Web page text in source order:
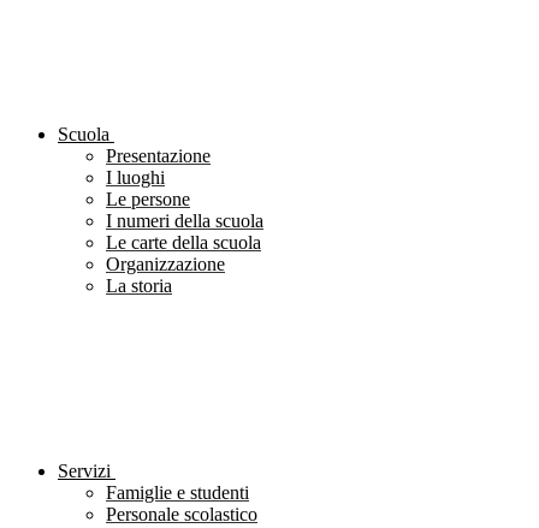
Scuola
Presentazione
I luoghi
Le persone
I numeri della scuola
Le carte della scuola
Organizzazione
La storia
Servizi
Famiglie e studenti
Personale scolastico